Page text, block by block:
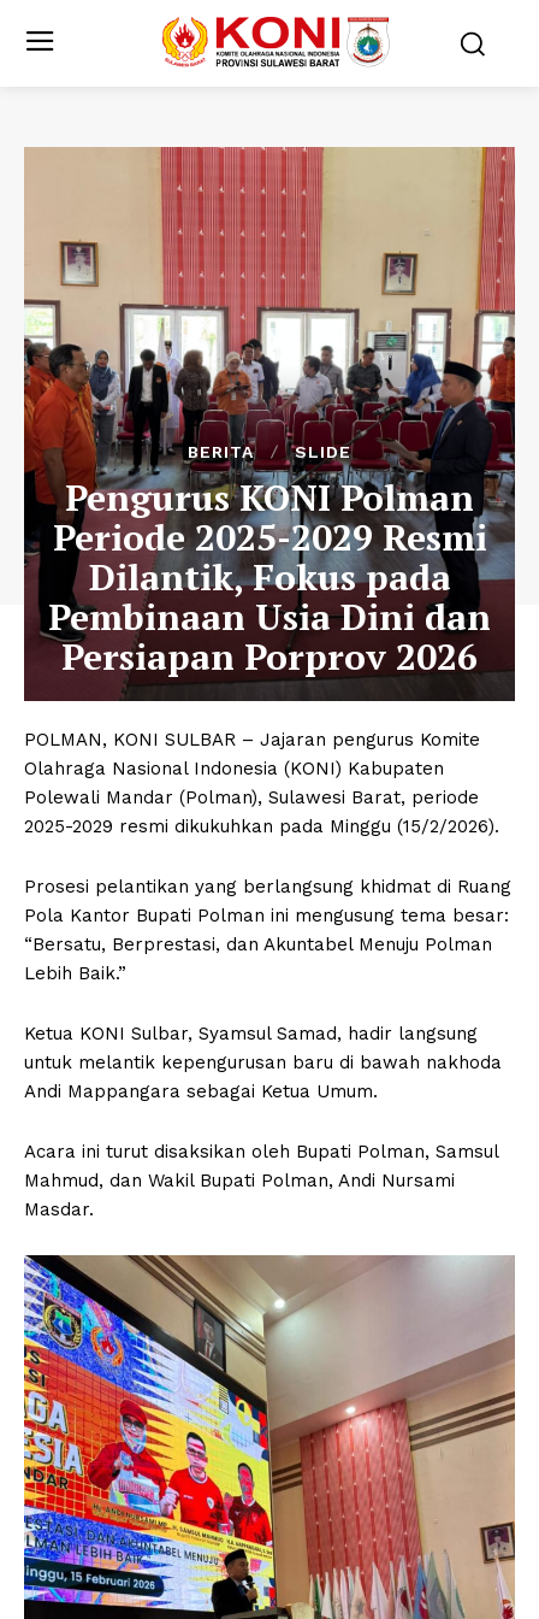
BERITA SLIDE
Pengurus KONI Polman
Periode 2025-2029 Resmi
Dilantik, Fokus pada
Pembinaan Usia Dini dan
Persiapan Porprov 2026
POLMAN, KONI SULBAR – Jajaran pengurus Komite
Olahraga Nasional Indonesia (KONI) Kabupaten
Polewali Mandar (Polman), Sulawesi Barat, periode
2025-2029 resmi dikukuhkan pada Minggu (15/2/2026).
Prosesi pelantikan yang berlangsung khidmat di Ruang
Pola Kantor Bupati Polman ini mengusung tema besar:
“Bersatu, Berprestasi, dan Akuntabel Menuju Polman
Lebih Baik.”
Ketua KONI Sulbar, Syamsul Samad, hadir langsung
untuk melantik kepengurusan baru di bawah nakhoda
Andi Mappangara sebagai Ketua Umum.
Acara ini turut disaksikan oleh Bupati Polman, Samsul
Mahmud, dan Wakil Bupati Polman, Andi Nursami
Masdar.